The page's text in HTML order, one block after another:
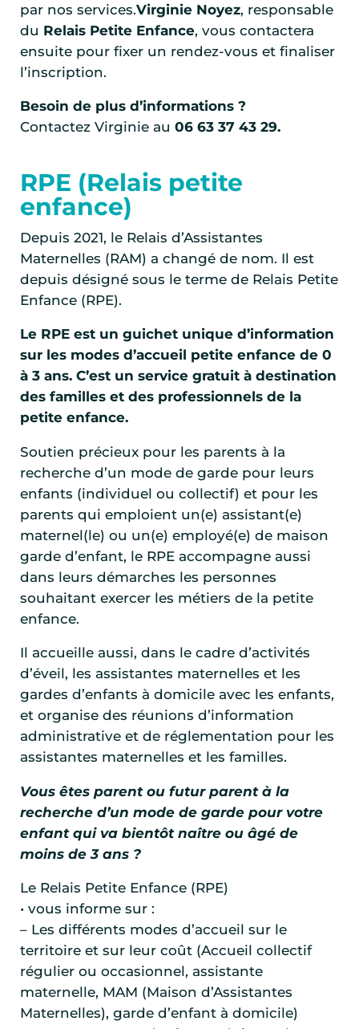
par nos services.Virginie Noyez, responsable
du Relais Petite Enfance, vous contactera
ensuite pour fixer un rendez-vous et finaliser
l’inscription.
Besoin de plus d’informations ?
Contactez Virginie au 06 63 37 43 29.
RPE (Relais petite
enfance)
Depuis 2021, le Relais d’Assistantes
Maternelles (RAM) a changé de nom. Il est
depuis désigné sous le terme de Relais Petite
Enfance (RPE).
Le RPE est un guichet unique d’information
sur les modes d’accueil petite enfance de 0
à 3 ans. C’est un service gratuit à destination
des familles et des professionnels de la
petite enfance.
Soutien précieux pour les parents à la
recherche d’un mode de garde pour leurs
enfants (individuel ou collectif) et pour les
parents qui emploient un(e) assistant(e)
maternel(le) ou un(e) employé(e) de maison
garde d’enfant, le RPE accompagne aussi
dans leurs démarches les personnes
souhaitant exercer les métiers de la petite
enfance.
Il accueille aussi, dans le cadre d’activités
d’éveil, les assistantes maternelles et les
gardes d’enfants à domicile avec les enfants,
et organise des réunions d’information
administrative et de réglementation pour les
assistantes maternelles et les familles.
Vous êtes parent ou futur parent à la
recherche d’un mode de garde pour votre
enfant qui va bientôt naître ou âgé de
moins de 3 ans ?
Le Relais Petite Enfance (RPE)
• vous informe sur :
– Les différents modes d’accueil sur le
territoire et sur leur coût (Accueil collectif
régulier ou occasionnel, assistante
maternelle, MAM (Maison d’Assistantes
Maternelles), garde d’enfant à domicile)